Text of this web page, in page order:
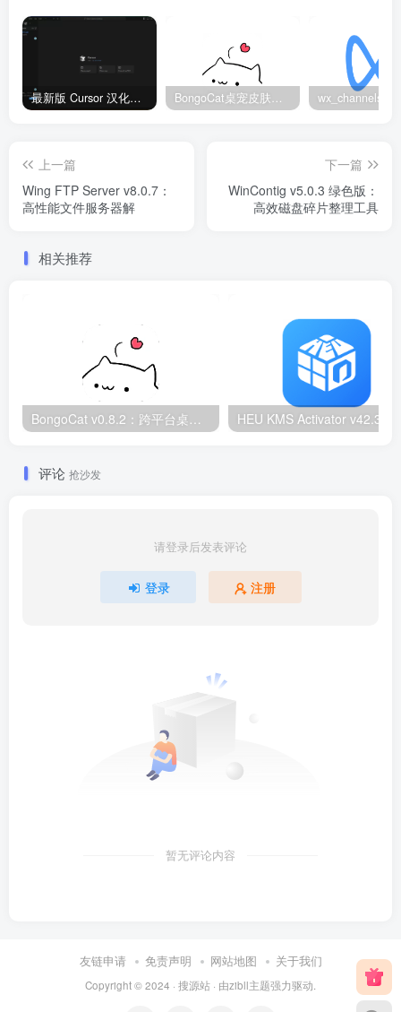
最新版 Cursor 汉化设置中文教程（两种简单方法，附中文语言包下载） BongoCat桌宠皮肤包大全：20款主题皮肤免费下载
上一篇
Wing FTP Server v8.0.7：
高性能文件服务器解
下一篇
WinContig v5.0.3 绿色版：
高效磁盘碎片整理工具
相关推荐
BongoCat v0.8.2：跨平台桌面互动猫咪随加30款皮肤
评论 抢沙发
请登录后发表评论
登录 注册
暂无评论内容
友链申请 免责声明 网站地图 关于我们
Copyright © 2024 · 搜源站 · 由zibll主题强力驱动.